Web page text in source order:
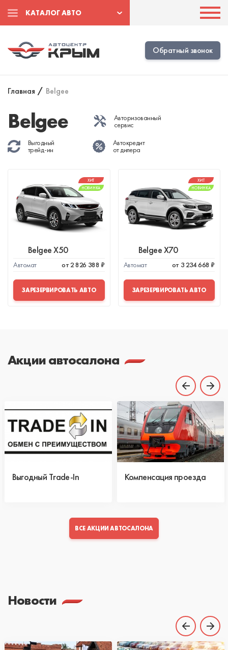
КАТАЛОГ АВТО
Обратный звонок
Главная / Belgee
Belgee Авторизованный
сервис
Выгодный
трейд-ин
Автокредит
от дилера
ХИТ
НОВИНКА
Belgee X50
Автомат от 2 826 388 ₽
ЗАРЕЗЕРВИРОВАТЬ АВТО
ХИТ
НОВИНКА
Belgee X70
Автомат от 3 234 668 ₽
ЗАРЕЗЕРВИРОВАТЬ АВТО
Акции автосалона
Выгодный Trade-In Компенсация проезда
ВСЕ АКЦИИ АВТОСАЛОНА
Новости